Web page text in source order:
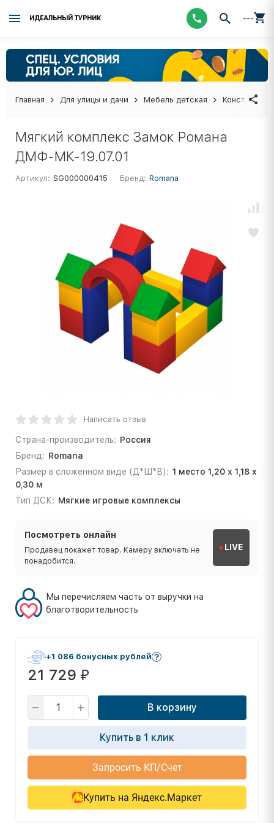
ИДЕАЛЬНЫЙ ТУРНИК ---
Главная Для улицы и дачи Мебель детская
Мягкий комплекс Замок Романа
ДМФ-МК-19.07.01
Артикул: SG000000415 Бренд: Romana
Написать отзыв
Страна-производитель: Россия
Бренд: Romana
Размер в сложенном виде (Д*Ш*В): 1 место 1,20 х 1,18 х
0,30 м
Тип ДСК: Мягкие игровые комплексы
Посмотреть онлайн
Продавец покажет товар. Камеру включать не
понадобится.
LIVE
Мы перечисляем часть от выручки на
благотворительность
+1 086 бонусных рублей
21 729 ₽
В корзину
Купить в 1 клик
Запросить КП/Счет
Купить на Яндекс.Маркет